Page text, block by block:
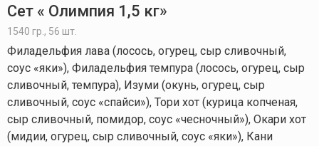
Сет « Олимпия 1,5 кг»
1540 гр., 56 шт.
Филадельфия лава (лосось, огурец, сыр сливочный,
соус «яки»), Филадельфия темпура (лосось, огурец, сыр
сливочный, темпура), Изуми (окунь, огурец, сыр
сливочный, соус «спайси»), Тори хот (курица копченая,
сыр сливочный, помидор, соус «чесночный»), Окари хот
(мидии, огурец, сыр сливочный, соус «яки»), Кани